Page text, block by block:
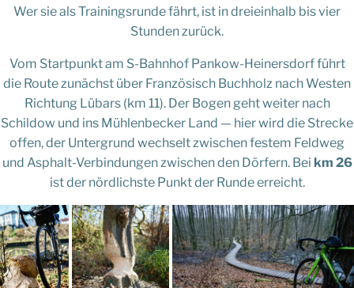
Wer sie als Trainingsrunde fährt, ist in dreieinhalb bis vier
Stunden zurück.
Vom Startpunkt am S-Bahnhof Pankow-Heinersdorf führt
die Route zunächst über Französisch Buchholz nach Westen
Richtung Lübars (km 11). Der Bogen geht weiter nach
Schildow und ins Mühlenbecker Land — hier wird die Strecke
offen, der Untergrund wechselt zwischen festem Feldweg
und Asphalt-Verbindungen zwischen den Dörfern. Bei km 26
ist der nördlichste Punkt der Runde erreicht.